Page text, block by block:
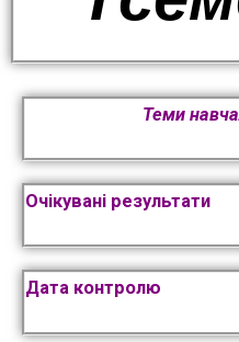
Теми
Очікувані результати
Дата контролю